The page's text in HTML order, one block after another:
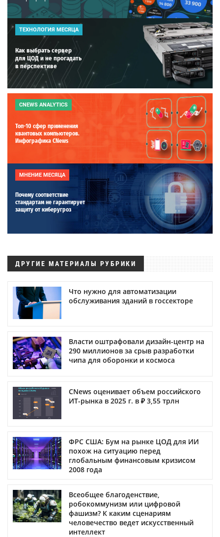
ТЕХНОЛОГИЯ МЕСЯЦА
Как выбрать сервер
для ЦОД и не прогадать
в перспективе
CNEWS ANALYTICS
Топ-10 сфер применения
квантовых компьютеров.
Инфографика CNews
МНЕНИЕ МЕСЯЦА
Почему соответствие
стандартам не гарантирует
защиту от киберугроз
ДРУГИЕ МАТЕРИАЛЫ РУБРИКИ
Что нужно для автоматизации
обслуживания зданий в госсекторе
Власти оштрафовали дизайн-центр на
290 миллионов за срыв разработки
чипа для оборонки и космоса
CNews оценивает объем российского
ИТ-рынка в 2025 г. в ₽ 3,55 трлн
ФРС США: Бум на рынке ЦОД для ИИ
похож на ситуацию перед
глобальным финансовым кризисом
2008 года
Всеобщее благоденствие,
робокоммунизм или цифровой
фашизм? К каким сценариям
человечество ведет искусственный
интеллект